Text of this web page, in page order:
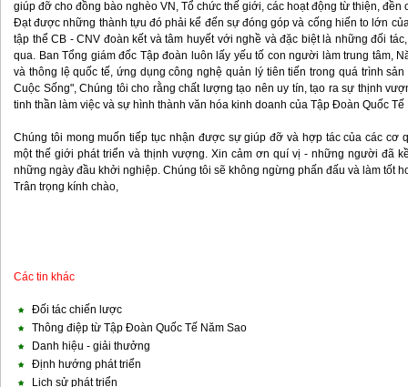
giúp đỡ cho đồng bào nghèo VN, Tổ chức thế giới, các hoạt động từ thiện,
Đạt được những thành tựu đó phải kể đến sự đóng góp và cống hiến to lớn
tập thể CB - CNV đoàn kết và tâm huyết với nghề và đặc biệt là những đối
qua. Ban Tổng giám đốc Tập đoàn luôn lấy yếu tố con người làm trung tâm,
và thông lệ quốc tế, ứng dụng công nghệ quản lý tiên tiến trong quá trình
Cuộc Sống", Chúng tôi cho rằng chất lượng tạo nên uy tín, tạo ra sự thịnh
tinh thần làm việc và sự hình thành văn hóa kinh doanh của Tập Đoàn Quốc Tế
Chúng tôi mong muốn tiếp tục nhận được sự giúp đỡ và hợp tác của các
một thế giới phát triển và thịnh vượng. Xin cảm ơn quí vị - những người đã
những ngày đầu khởi nghiệp. Chúng tôi sẽ không ngừng phấn đấu và làm tốt
Trân trọng kính chào,
Các tin khác
Đối tác chiến lược
Thông điệp từ Tập Đoàn Quốc Tế Năm Sao
Danh hiệu - giải thưởng
Định hướng phát triển
Lịch sử phát triển